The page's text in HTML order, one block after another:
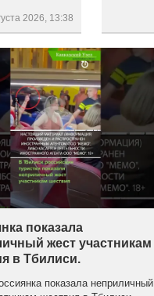
2026, 13:38
показала
жест участникам
в Тбилиси.
показала неприличный